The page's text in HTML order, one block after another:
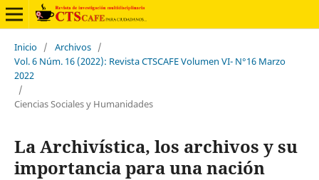
Inicio / Archivos /
Vol. 6 Núm. 16 (2022): Revista CTSCAFE Volumen VI- N°16 Marzo
2022
/
Ciencias Sociales y Humanidades
La Archivística, los archivos y su
importancia para una nación